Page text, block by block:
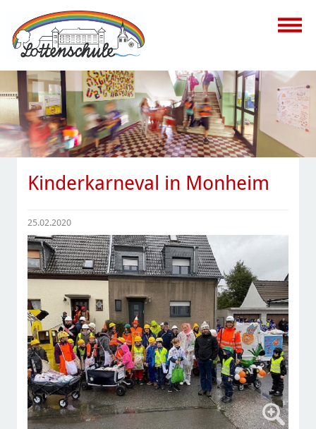
Kinderkarneval in Monheim
25.02.2020